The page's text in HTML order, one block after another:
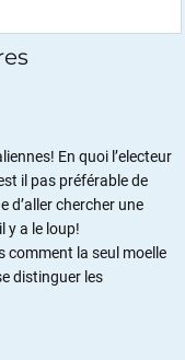
En quoi l’electeur
il pas préférable de
d’aller chercher une
y a le loup!
comment la seul moelle
distinguer les